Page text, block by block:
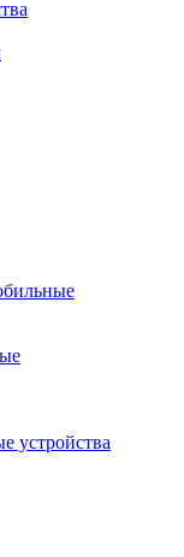
устройства